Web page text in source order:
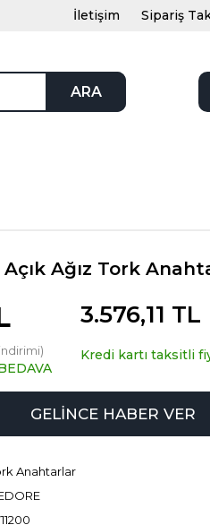
İletişim Sipariş
ARA
Ağız Tork
3.576,11 TL
Kredi kartı taksitli
GELİNCE HABER VER
Anahtarlar